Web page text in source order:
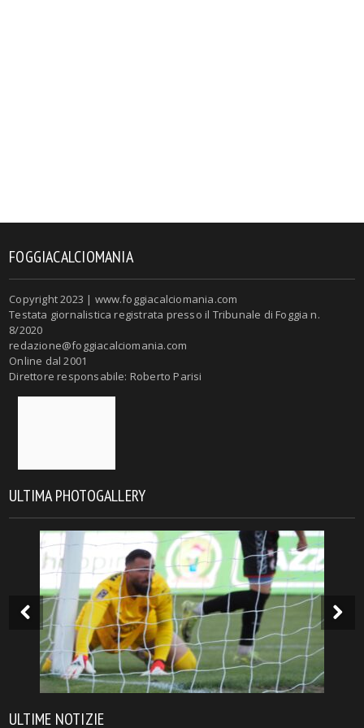
FOGGIACALCIOMANIA
Copyright 2023 | www.foggiacalciomania.com
Testata giornalistica registrata presso il Tribunale di Foggia n.
8/2020
redazione@foggiacalciomania.com
Online dal 2001
Direttore responsabile: Roberto Parisi
ULTIMA PHOTOGALLERY
ULTIME NOTIZIE